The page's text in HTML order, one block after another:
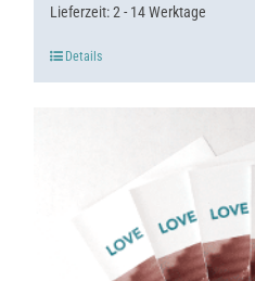
Lieferzeit:2 - 14 Werktage
Details